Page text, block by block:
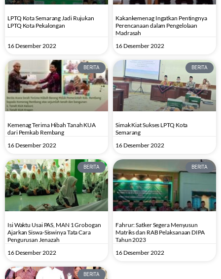
LPTQ Kota Semarang Jadi Rujukan
LPTQ Kota Pekalongan
16 Desember 2022
Kakankemenag Ingatkan Pentingnya
Perencanaan dalam Pengelolaan
Madrasah
16 Desember 2022
BERITA
Kemenag Terima Hibah Tanah KUA
dari Pemkab Rembang
16 Desember 2022
BERITA
Simak Kiat Sukses LPTQ Kota
Semarang
16 Desember 2022
BERITA
Isi Waktu Usai PAS, MAN 1 Grobogan
Ajarkan Siswa-Siswinya Tata Cara
Pengurusan Jenazah
16 Desember 2022
BERITA
Fahrur: Satker Segera Menyusun
Matriks dan RAB Pelaksanaan DIPA
Tahun 2023
16 Desember 2022
BERITA